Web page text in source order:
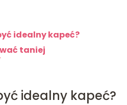
idealny kapeć?
taniej
idealny kapeć?